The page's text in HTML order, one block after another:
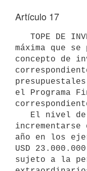
Artículo 17
máxima que
concepto de
el Programa
incrementarse
año en los
USD
sujeto a la